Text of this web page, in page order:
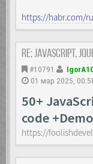
}
max-
}
.buttons
text-
}
.buttons
https://habr.com/
Re: JavaScript,
#10791
01 мар 2025,
50+
code
https://